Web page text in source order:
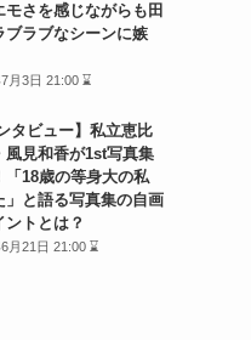
モさを感じながらも田
ブラブなシーンに嫉
月3日 21:00 ⌛
タビュー】私立恵比
風見和香が1st写真集
「18歳の等身大の私
」と語る写真集の自画
ントとは？
月21日 21:00 ⌛